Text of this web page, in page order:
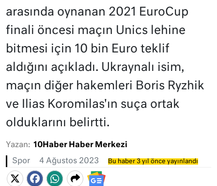
arasında oynanan 2021 EuroCup
finali öncesi maçın Unics lehine
bitmesi için 10 bin Euro teklif
aldığını açıkladı. Ukraynalı isim,
maçın diğer hakemleri Boris Ryzhik
ve Ilias Koromilas'ın suça ortak
olduklarını belirtti.
Yazan: 10Haber Haber Merkezi
Spor 4 Ağustos 2023 Bu haber 3 yıl önce yayınlandı